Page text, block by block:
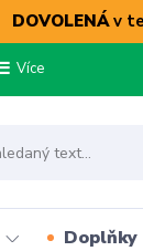
DOVOLENÁv
Více
Doplňky